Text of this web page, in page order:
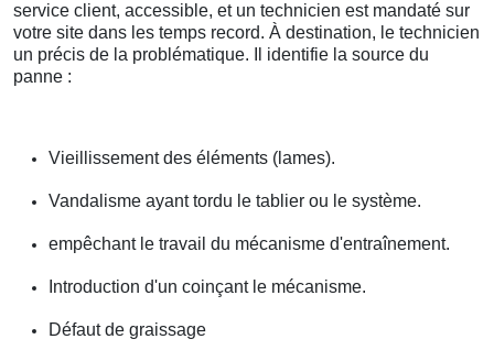
service client, accessible, et un technicien est mandaté sur
votre site dans les temps record. À destination, le technicien
un précis de la problématique. Il identifie la source du
panne :
Vieillissement des éléments (lames).
Vandalisme ayant tordu le tablier ou le système.
empêchant le travail du mécanisme d'entraînement.
Introduction d'un coinçant le mécanisme.
Défaut de graissage